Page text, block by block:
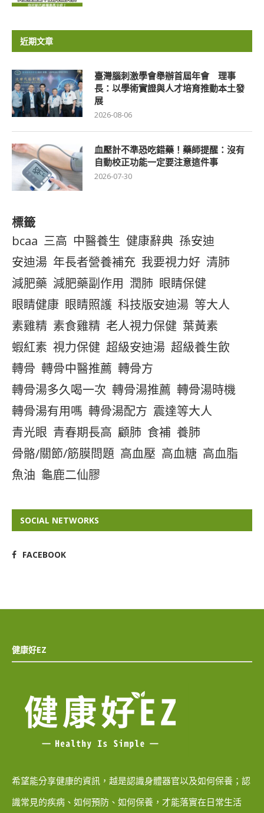
近期文章
臺灣腦刺激學會舉辦首屆年會 理事
長：以學術實證與人才培育推動本土發
展
2026-08-06
血壓計不準恐吃錯藥！藥師提醒：沒有
自動校正功能一定要注意這件事
2026-07-30
標籤
bcaa 三高 中醫養生 健康辭典 孫安迪
安迪湯 年長者營養補充 我要視力好 清肺
減肥藥 減肥藥副作用 潤肺 眼睛保健
眼睛健康 眼睛照護 科技版安迪湯 等大人
素雞精 素食雞精 老人視力保健 葉黃素
蝦紅素 視力保健 超級安迪湯 超級養生飲
轉骨 轉骨中醫推薦 轉骨方
轉骨湯多久喝一次 轉骨湯推薦 轉骨湯時機
轉骨湯有用嗎 轉骨湯配方 震達等大人
青光眼 青春期長高 顧肺 食補 養肺
骨骼/關節/筋膜問題 高血壓 高血糖 高血脂
魚油 龜鹿二仙膠
SOCIAL NETWORKS
FACEBOOK
健康好EZ
希望能分享健康的資訊，越是認識身體器官以及如何保養；認
識常見的疾病、如何預防、如何保養，才能落實在日常生活